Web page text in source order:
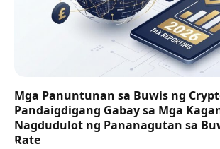
Mga Panuntunan sa Buwis ng
Pandaigdigang Gabay sa Mga
Nagdudulot ng Pananagutan sa
Rate